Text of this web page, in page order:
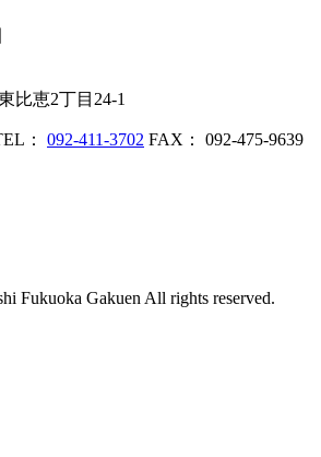
比恵2丁目24-1
： 092-411-3702 FAX： 092-475-9639
Fukuoka Gakuen All rights reserved.